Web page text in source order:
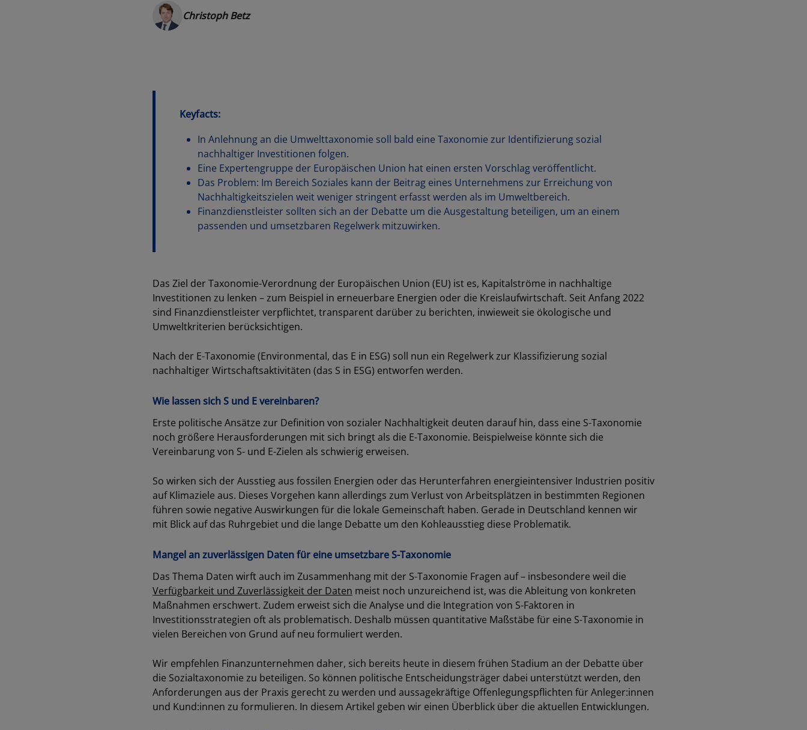
Christoph Betz
Keyfacts:
In Anlehnung an die Umwelttaxonomie soll bald eine Taxonomie zur Identifizierung sozial
nachhaltiger Investitionen folgen.
Eine Expertengruppe der Europäischen Union hat einen ersten Vorschlag veröffentlicht.
Das Problem: Im Bereich Soziales kann der Beitrag eines Unternehmens zur Erreichung von
Nachhaltigkeitszielen weit weniger stringent erfasst werden als im Umweltbereich.
Finanzdienstleister sollten sich an der Debatte um die Ausgestaltung beteiligen, um an einem
passenden und umsetzbaren Regelwerk mitzuwirken.
Das Ziel der Taxonomie-Verordnung der Europäischen Union (EU) ist es, Kapitalströme in nachhaltige
Investitionen zu lenken – zum Beispiel in erneuerbare Energien oder die Kreislaufwirtschaft. Seit Anfang 2022
sind Finanzdienstleister verpflichtet, transparent darüber zu berichten, inwieweit sie ökologische und
Umweltkriterien berücksichtigen.
Nach der E-Taxonomie (Environmental, das E in ESG) soll nun ein Regelwerk zur Klassifizierung sozial
nachhaltiger Wirtschaftsaktivitäten (das S in ESG) entworfen werden.
Wie lassen sich S und E vereinbaren?
Erste politische Ansätze zur Definition von sozialer Nachhaltigkeit deuten darauf hin, dass eine S-Taxonomie
noch größere Herausforderungen mit sich bringt als die E-Taxonomie. Beispielweise könnte sich die
Vereinbarung von S- und E-Zielen als schwierig erweisen.
So wirken sich der Ausstieg aus fossilen Energien oder das Herunterfahren energieintensiver Industrien positiv
auf Klimaziele aus. Dieses Vorgehen kann allerdings zum Verlust von Arbeitsplätzen in bestimmten Regionen
führen sowie negative Auswirkungen für die lokale Gemeinschaft haben. Gerade in Deutschland kennen wir
mit Blick auf das Ruhrgebiet und die lange Debatte um den Kohleausstieg diese Problematik.
Mangel an zuverlässigen Daten für eine umsetzbare S-Taxonomie
Das Thema Daten wirft auch im Zusammenhang mit der S-Taxonomie Fragen auf – insbesondere weil die
Verfügbarkeit und Zuverlässigkeit der Daten meist noch unzureichend ist, was die Ableitung von konkreten
Maßnahmen erschwert. Zudem erweist sich die Analyse und die Integration von S-Faktoren in
Investitionsstrategien oft als problematisch. Deshalb müssen quantitative Maßstäbe für eine S-Taxonomie in
vielen Bereichen von Grund auf neu formuliert werden.
Wir empfehlen Finanzunternehmen daher, sich bereits heute in diesem frühen Stadium an der Debatte über
die Sozialtaxonomie zu beteiligen. So können politische Entscheidungsträger dabei unterstützt werden, den
Anforderungen aus der Praxis gerecht zu werden und aussagekräftige Offenlegungspflichten für Anleger:innen
und Kund:innen zu formulieren. In diesem Artikel geben wir einen Überblick über die aktuellen Entwicklungen.